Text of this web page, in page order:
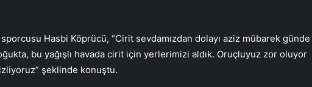
Hasbi Köprücü, “Cirit sevdamızdan dolayı aziz mübarek günde
bu yağışlı havada cirit için yerlerimizi aldık. Oruçluyuz zor oluyor
şeklinde konuştu.